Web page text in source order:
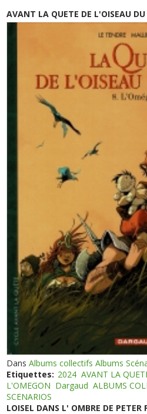
AVANT LA QUETE DE L'OISEAU
DansAlbums collectifs Albums
Etiquettes: 2024 AVANT LA
L'OMEGON Dargaud ALBUMS
SCENARIOS
LOISEL DANS L' OMBRE DE PETER